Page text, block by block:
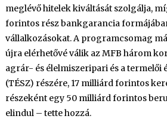
meglévő hitelek kiváltását szolgálja,
forintos rész bankgarancia
vállalkozásokat. A programcsomag
újra elérhetővé válik az MFB három
agrár- és élelmiszeripari és a termelői
(TÉSZ) részére, 17 milliárd forintos
részeként egy 50 milliárd forintos
elindul – tette hozzá.